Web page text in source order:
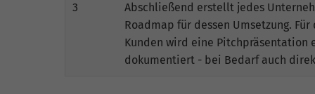
3
Abschließend erstellt jedes
Roadmap für dessen Umsetzung.
Kunden wird eine Pitchpräsentation
dokumentiert - bei Bedarf auch